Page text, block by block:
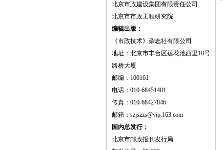
北京市政建设集团有限责任公司
北京市市政工程研究院
编辑出版：
《市政技术》杂志社有限公司
地址：北京市丰台区莲花池西里10号
路桥大厦
邮编：100161
电话：010-68451401
传真：010-68427846
邮箱：szjszzs@vip.163.com
国内总发行：
北京市邮政报刊发行局